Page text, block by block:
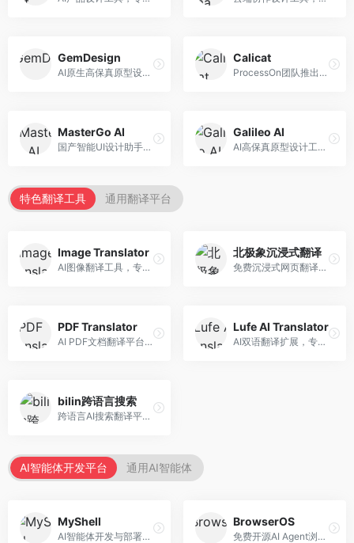
GemDesign
AI原生高保真原型设计工具，专注于智能设计生成。面向设计师，提供界面生成、设计优化、原型制作等服务，设计自动化程度高。
Calicat
ProcessOn团队推出的产设研协作平台，整合设计与协作功能。面向产品团队，提供设计协作、文档管理、团队沟通等服务，产研协作便捷。
MasterGo AI
国产智能UI设计助手，专注于界面设计自动化。面向UI设计师，提供界面生成、组件设计、设计系统构建等服务，中文用户适配性好。
Galileo AI
AI高保真原型设计工具，专注于UI界面生成。面向设计师和产品团队，提供界面生成、交互设计、设计优化等服务，界面质量高。
特色翻译工具 通用翻译平台
Image Translator
AI图像翻译工具，专注于图片文字翻译。面向设计师和电商从业者，提供图片文字识别、翻译、替换等服务，图像翻译效果好。
北极象沉浸式翻译
免费沉浸式网页翻译工具，专注于阅读体验。面向普通用户，提供网页双语翻译、文档翻译等服务，免费使用，翻译质量高。
PDF Translator
AI PDF文档翻译平台，专注于文档本地化。面向商务人士，提供PDF翻译、格式保留、批量处理等服务，文档翻译专业。
Lufe AI Translator
AI双语翻译扩展，专注于浏览器翻译场景。面向外语内容阅读者，提供网页双语翻译、划词翻译等服务，浏览器集成便捷。
bilin跨语言搜索
跨语言AI搜索翻译平台，专注于信息获取。面向研究者和内容创作者，提供跨语言搜索、内容翻译、信息整合等服务，跨语言检索能力强。
AI智能体开发平台 通用AI智能体
MyShell
AI智能体开发与部署平台，专注于语音交互智能体。面向开发者，提供语音智能体创建、部署服务、社区分享等功能，语音交互能力强。
BrowserOS
免费开源AI Agent浏览器，专注于浏览器自动化。面向开发者，提供浏览器控制、任务自动化、API接口等服务，开源免费。